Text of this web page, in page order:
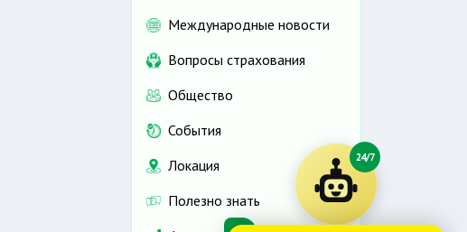
Международные новости
Вопросы страхования
Общество
События
Локация
Полезно знать
24/7